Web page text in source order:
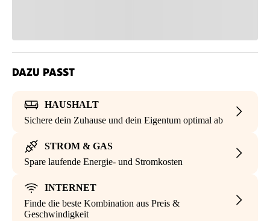
DAZU PASST
HAUSHALT
Sichere dein Zuhause und dein Eigentum optimal ab
STROM & GAS
Spare laufende Energie- und Stromkosten
INTERNET
Finde die beste Kombination aus Preis &
Geschwindigkeit